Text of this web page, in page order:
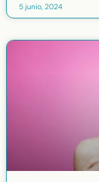
5 junio, 2024